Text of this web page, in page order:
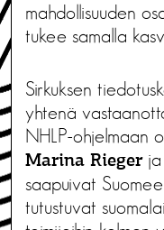
mahdollisuuden
tukee samalla
Sirkuksen
yhtenä
NHLP-ohjelmaan
Marina Riegerja
saapuivat
tutustuvat